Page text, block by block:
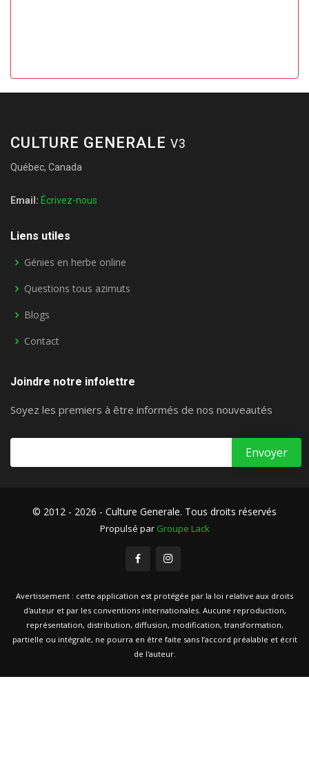
CULTURE GENERALE V3
Québec, Canada
Email: Écrivez-nous
Liens utiles
Génies en herbe online
Questions tous azimuts
Blogs
Contact
Joindre notre infolettre
Soyez les premiers à être informés de nos nouveautés
© 2012 - 2026 - Culture Generale. Tous droits réservés
Propulsé par Groupe Lack
Avertissement : cette application est protégée par la loi relative aux droits
d'auteur et par les conventions internationales. Aucune reproduction,
représentation, distribution, diffusion, modification, transformation,
partielle ou intégrale, ne pourra en être faite sans l’accord préalable et écrit
de l'auteur.